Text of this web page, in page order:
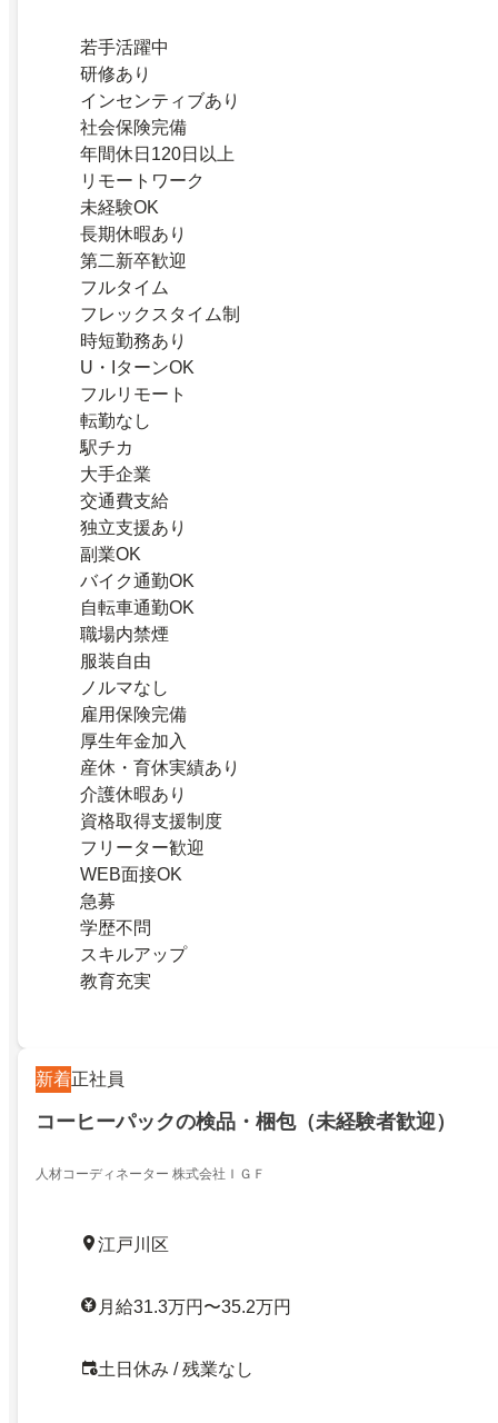
若手活躍中
研修あり
インセンティブあり
社会保険完備
年間休日120日以上
リモートワーク
未経験OK
長期休暇あり
第二新卒歓迎
フルタイム
フレックスタイム制
時短勤務あり
U・IターンOK
フルリモート
転勤なし
駅チカ
大手企業
交通費支給
独立支援あり
副業OK
バイク通勤OK
自転車通勤OK
職場内禁煙
服装自由
ノルマなし
雇用保険完備
厚生年金加入
産休・育休実績あり
介護休暇あり
資格取得支援制度
フリーター歓迎
WEB面接OK
急募
学歴不問
スキルアップ
教育充実
新着正社員
コーヒーパックの検品・梱包（未経験者歓迎）
人材コーディネーター 株式会社ＩＧＦ
江戸川区
月給31.3万円〜35.2万円
土日休み / 残業なし